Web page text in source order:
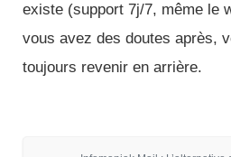
existe (support 7j/7, même le
vous avez des doutes après,
toujours revenir en arrière.